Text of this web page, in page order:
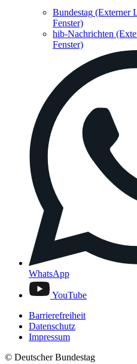
Bundestag (Externer
Fenster)
hib-Nachrichten
Fenster)
WhatsApp
YouTube
Barrierefreiheit
Datenschutz
Impressum
© Deutscher Bundestag